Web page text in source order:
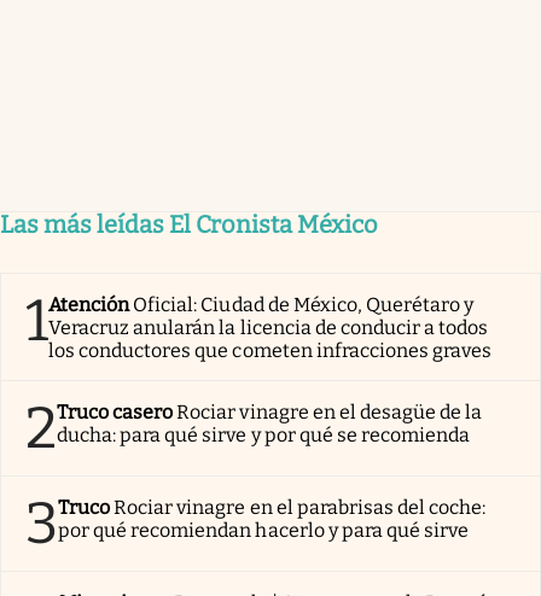
Las más leídas El Cronista México
1AtenciónOficial: Ciudad de México, Querétaro y
Veracruz anularán la licencia de conducir a todos
los conductores que cometen infracciones graves
2Truco caseroRociar vinagre en el desagüe de la
ducha: para qué sirve y por qué se recomienda
3TrucoRociar vinagre en el parabrisas del coche:
por qué recomiendan hacerlo y para qué sirve